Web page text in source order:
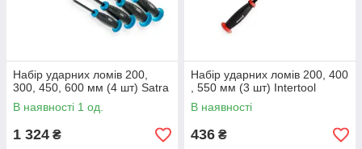
Набір ударних ломів 200,
300, 450, 600 мм (4 шт) Satra
В наявності 1 од.
1 324 ₴
Набір ударних ломів 200, 400
, 550 мм (3 шт) Intertool
В наявності
436 ₴